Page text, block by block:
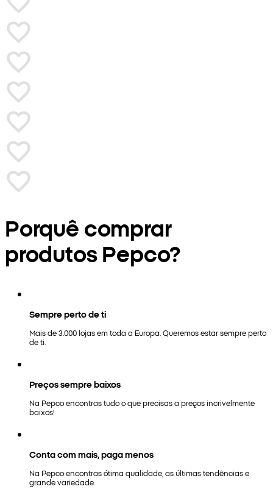
Porquê comprar
produtos Pepco?
Sempre perto de ti
Mais de 3.000 lojas em toda a Europa. Queremos estar sempre perto
de ti.
Preços sempre baixos
Na Pepco encontras tudo o que precisas a preços incrivelmente
baixos!
Conta com mais, paga menos
Na Pepco encontras ótima qualidade, as últimas tendências e
grande variedade.